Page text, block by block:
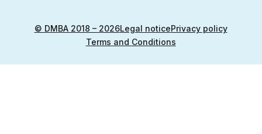
© DMBA 2018 – 2026Legal noticePrivacy policy
Terms and Conditions